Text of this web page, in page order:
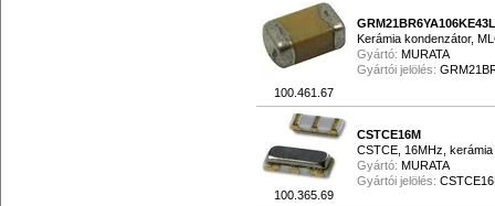
100.461.67
GRM21BR6YA106KE43L
Kerámia kondenzátor,
Gyártó: MURATA
Gyártói jelölés:
100.365.69
CSTCE16M
CSTCE, 16MHz,
Gyártó: MURATA
Gyártói jelölés: